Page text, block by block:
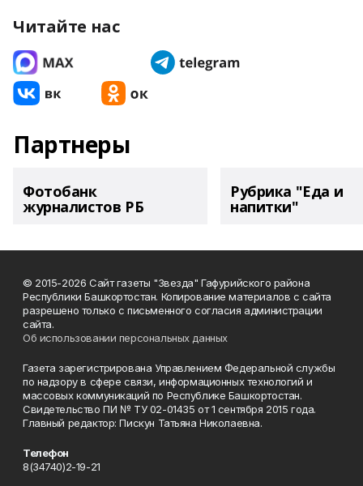
Читайте нас
Партнеры
Фотобанк
журналистов РБ
Рубрика "Еда и
напитки"
© 2015-2026 Сайт газеты "Звезда" Гафурийского района
Республики Башкортостан. Копирование материалов с сайта
разрешено только с письменного согласия администрации
сайта.
Об использовании персональных данных
Газета зарегистрирована Управлением Федеральной службы
по надзору в сфере связи, информационных технологий и
массовых коммуникаций по Республике Башкортостан.
Свидетельство ПИ № ТУ 02-01435 от 1 сентября 2015 года.
Главный редактор: Пискун Татьяна Николаевна.
Телефон
8(34740)2-19-21